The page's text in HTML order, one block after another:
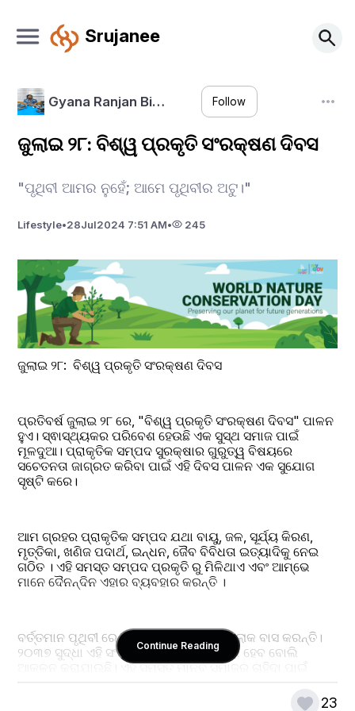
Srujanee
Gyana Ranjan Bi… Follow
ଜୁଲାଇ ୨୮: ବିଶ୍ୱ ପ୍ରକୃତି ସଂରକ୍ଷଣ ଦିବସ
"ପୃଥିବୀ ଆମର ନୁହେଁ; ଆମେ ପୃଥିବୀର ଅଟୁ।"
Lifestyle•28Jul2024 7:51 AM• 245
ଜୁଲାଇ ୨୮:  ବିଶ୍ୱ ପ୍ରକୃତି ସଂରକ୍ଷଣ ଦିବସ
ପ୍ରତିବର୍ଷ ଜୁଲାଇ ୨୮ ରେ, "ବିଶ୍ୱ ପ୍ରକୃତି ସଂରକ୍ଷଣ ଦିବସ" ପାଳନ
ହୁଏ। ସ୍ଵାସ୍ଥ୍ୟକର ପରିବେଶ ହେଉଛି ଏକ ସୁସ୍ଥ ସମାଜ ପାଇଁ
ମୂଳଦୁଆ। ପ୍ରାକୃତିକ ସମ୍ପଦ ସୁରକ୍ଷାର ଗୁରୁତ୍ୱ ବିଷୟରେ
ସଚେତନତା ଜାଗ୍ରତ କରିବା ପାଇଁ ଏହି ଦିବସ ପାଳନ ଏକ ସୁଯୋଗ
ସୃଷ୍ଟି କରେ।
ଆମ ଗ୍ରହର ପ୍ରାକୃତିକ ସମ୍ପଦ ଯଥା ବାୟୁ, ଜଳ, ସୂର୍ଯ୍ୟ କିରଣ,
ମୃତ୍ତିକା, ଖଣିଜ ପଦାର୍ଥ, ଇନ୍ଧନ, ଜୈବ ବିବିଧତା ଇତ୍ୟାଦିକୁ ନେଇ
ଗଠିତ । ଏହି ସମସ୍ତ ସମ୍ପଦ ପ୍ରକୃତି ରୁ ମିଳିଥାଏ ଏବଂ ଆମ୍ଭେ
ମାନେ ଦୈନନ୍ଦିନ ଏହାର ବ୍ୟବହାର କରନ୍ତି ।
ବର୍ତ୍ତମାନ ପୃଥିବୀ ରେ ୮୦୦ କୋଟିରୁ ଉର୍ଦ୍ଧ୍ବ ଲୋକ ବାସ କରନ୍ତି।
୨୦୩୭ ସୁଦ୍ଧା ଏହି ସଂଖ୍ୟା ୯୦୦ କୋଟିରୁ ଅଧିକ ହେବ ବୋଲି
ଆକଳନ କରାଯାଉଛି। ଏହି ସମସ୍ତ ମାନବ ସମାଜର ଚାହିଦା ପାଇଁ
ବିଳାସପୂର୍ଣ୍ଣ ଜୀବନ ଶୈଳୀ ହେତୁ ଏହି ପ୍ରାକୃତିକ ଉତ୍ସଗୁଡିକ ଯେଭଳି
Continue Reading
23